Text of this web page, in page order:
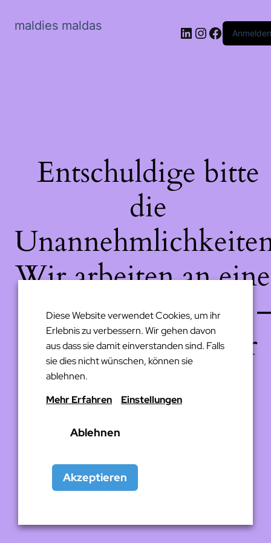
maldies maldas LinkedIn
Instagram
Anmelden
Entschuldige bitte
die
Wir arbeiten an
großartigen Sache
schau bald wieder
Diese Website verwendet Cookies, um ihr
Erlebnis zu verbessern. Wir gehen davon
aus dass sie damit einverstanden sind. Falls
sie dies nicht wünschen, können sie
ablehnen.
Mehr Erfahren
Einstellungen
Ablehnen
Akzeptieren